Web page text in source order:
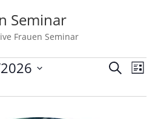
Seminar
Frauen Seminar
und
SucheListe